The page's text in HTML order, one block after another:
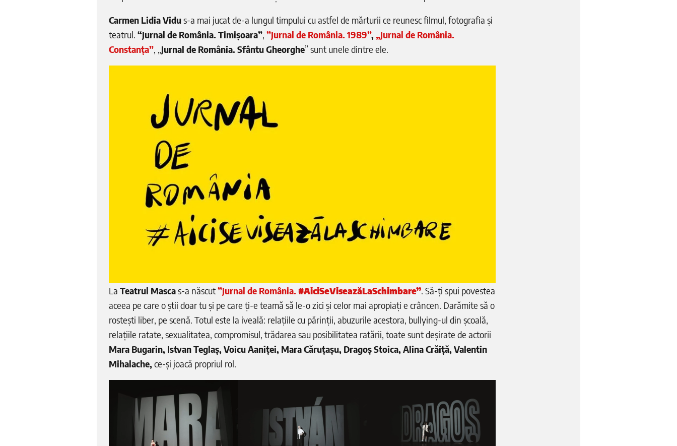
Carmen Lidia Vidus-a mai jucat de-a lungul timpului cu astfel de mărturii ce reunesc filmul, fotografia și
teatrul. “Jurnal de România. Timișoara”, ”Jurnal de România. 1989”, „Jurnal de România.
Constanța”, „Jurnal de România. Sfântu Gheorghe” sunt unele dintre ele.
La Teatrul Mascas-a născut”Jurnal de România. #AiciSeViseazăLaSchimbare”. Să-ți spui povestea
aceea pe care o știi doar tu și pe care ți-e teamă să le-o zici și celor mai apropiați e crâncen. Darămite să o
rostești liber, pe scenă. Totul este la iveală: relațiile cu părinții, abuzurile acestora, bullying-ul din școală,
relațiile ratate, sexualitatea, compromisul, trădarea sau posibilitatea ratării, toate sunt deșirate de actorii
Mara Bugarin, Istvan Teglaș, Voicu Aaniței, Mara Căruțașu, Dragoș Stoica, Alina Crăiță, Valentin
Mihalache, ce-și joacă propriul rol.